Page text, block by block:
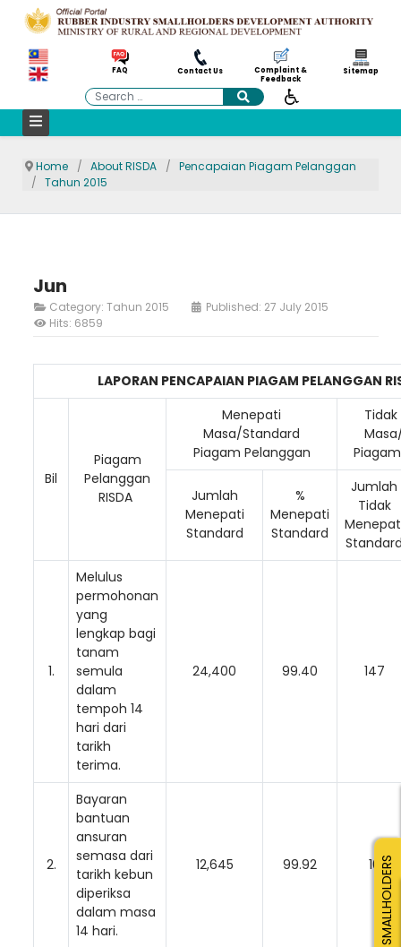
FAQ Contact Us
Complaint &
Feedback
Sitemap
Search
Home About RISDA
Pencapaian Piagam Pelanggan
Tahun 2015
Jun
Category: Tahun 2015
Published: 27 July 2015
Hits: 6859
LAPORAN PENCAPAIAN PIAGAM PELANGGAN
Bil
Piagam
Pelanggan
RISDA
Menepati
Masa/Standard
Piagam Pelanggan
Jumlah
Menepati
Standard
%
Menepati
Standard
Jumlah
Tidak
1.
Melulus
permohonan
yang
lengkap bagi
tanam
semula
dalam
tempoh 14
hari dari
tarikh
terima.
24,400 99.40 147
2.
Bayaran
bantuan
ansuran
semasa dari
tarikh kebun
diperiksa
dalam masa
14 hari.
12,645 99.92 10 SMALLHOLDERS